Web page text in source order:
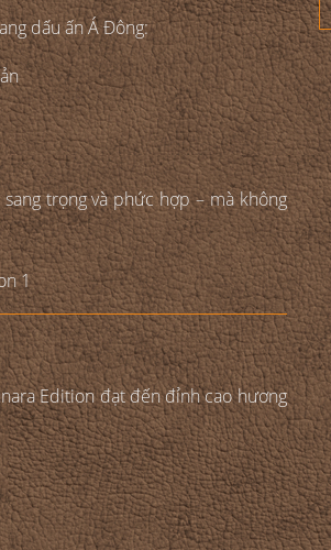
dấu ấn Á Đông:
trọng và phức hợp – mà không
Edition đạt đến đỉnh cao hương